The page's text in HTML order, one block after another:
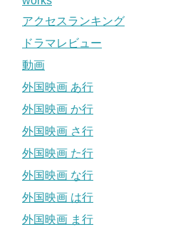
アクセスランキング
ドラマレビュー
動画
外国映画 あ行
外国映画 か行
外国映画 さ行
外国映画 た行
外国映画 な行
外国映画 は行
外国映画 ま行